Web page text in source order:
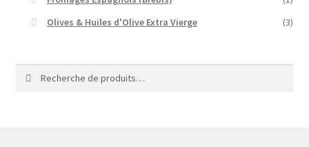
Olives & Huiles d'Olive Extra Vierge
(3)